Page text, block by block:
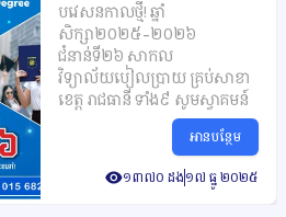
ជំនាន់ទី២៦សាកល
វិទ្យាល័យបៀលប្រាយ
គ្រប់សាខាខេត្តរាជធានី
ទាំង៩សូមស្វាគមន៍
បវេសនកាលថ្មី! ឆ្នាំ
សិក្សា២០២៥-២០២៦
ជំនាន់ទី២៦ សាកល
វិទ្យាល័យបៀលប្រាយ គ្រប់សាខា
ខេត្ត រាជធានី ទាំង៩ សូមស្វាគមន៍
អានបន្ថែម
១៣៧០ ដង១៧ ធ្នូ ២០២៥